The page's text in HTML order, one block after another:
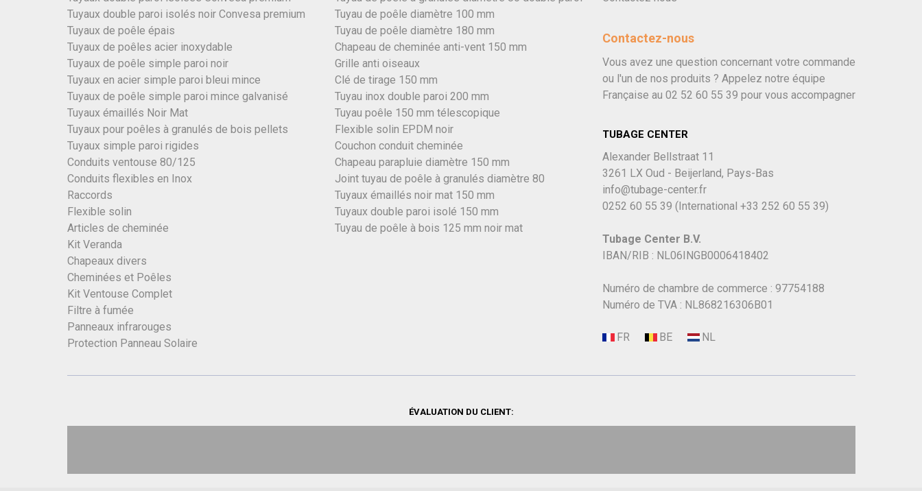
Tuyaux double paroi isolés noir Convesa premium
Tuyaux de poêle épais
Tuyaux de poêles acier inoxydable
Tuyaux de poêle simple paroi noir
Tuyaux en acier simple paroi bleui mince
Tuyaux de poêle simple paroi mince galvanisé
Tuyaux émaillés Noir Mat
Tuyaux pour poêles à granulés de bois pellets
Tuyaux simple paroi rigides
Conduits ventouse 80/125
Conduits flexibles en Inox
Raccords
Flexible solin
Articles de cheminée
Kit Veranda
Chapeaux divers
Cheminées et Poêles
Kit Ventouse Complet
Filtre à fumée
Panneaux infrarouges
Protection Panneau Solaire
Tuyau de poêle diamètre 100 mm
Tuyau de poêle diamètre 180 mm
Chapeau de cheminée anti-vent 150 mm
Grille anti oiseaux
Clé de tirage 150 mm
Tuyau inox double paroi 200 mm
Tuyau poêle 150 mm télescopique
Flexible solin EPDM noir
Couchon conduit cheminée
Chapeau parapluie diamètre 150 mm
Joint tuyau de poêle à granulés diamètre 80
Tuyaux émaillés noir mat 150 mm
Tuyaux double paroi isolé 150 mm
Tuyau de poêle à bois 125 mm noir mat
Contactez-nous
Vous avez une question concernant votre commande
ou l'un de nos produits ? Appelez notre équipe
Française au 02 52 60 55 39 pour vous accompagner
TUBAGE CENTER
Alexander Bellstraat 11
3261 LX Oud - Beijerland, Pays-Bas
info@tubage-center.fr
0252 60 55 39 (International +33 252 60 55 39)
Tubage Center B.V.
IBAN/RIB : NL06INGB0006418402
Numéro de chambre de commerce : 97754188
Numéro de TVA : NL868216306B01
ÉVALUATION DU CLIENT: